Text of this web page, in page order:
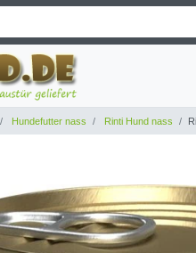
Hundefutter nass Rinti Hund nass